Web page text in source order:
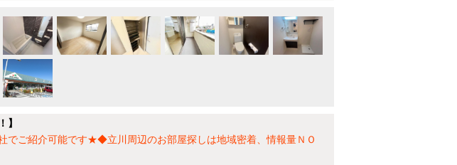
】
でご紹介可能です★◆立川周辺のお部屋探しは地域密着、情報量ＮＯ